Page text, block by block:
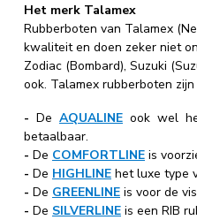
Het merk Talamex
Rubberboten van Talamex
kwaliteit en doen zeker niet
Zodiac (Bombard), Suzuki
ook. Talamex rubberboten
- De AQUALINE ook wel
betaalbaar.
- De COMFORTLINE is
- De HIGHLINE het luxe type
- De GREENLINE is voor de
- De SILVERLINE is een RIB